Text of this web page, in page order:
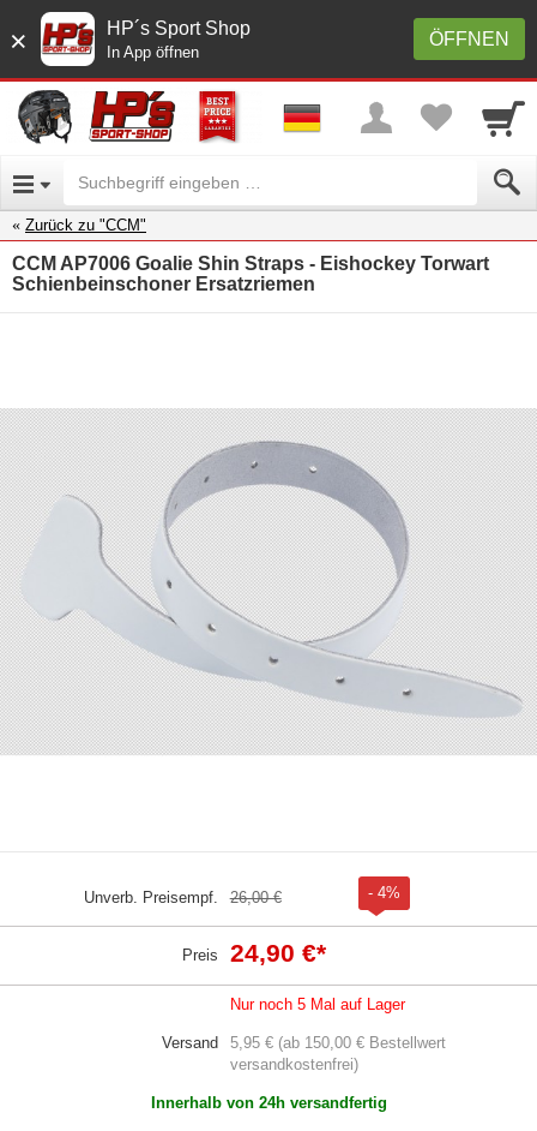
× ÖFFNEN
HP´s Sport Shop
In App öffnen
Zurück zu "CCM"
CCM AP7006 Goalie Shin Straps - Eishockey Torwart
Schienbeinschoner Ersatzriemen
Unverb. Preisempf. 26,00 € - 4%
Preis 24,90 €*
Nur noch 5 Mal auf Lager
Versand
5,95 € (ab 150,00 € Bestellwert
versandkostenfrei)
Innerhalb von 24h versandfertig